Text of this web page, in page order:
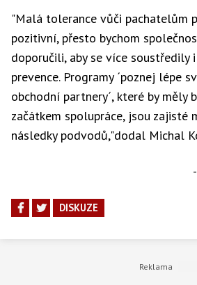
"Malá tolerance vůči pachatelům
pozitivní, přesto bychom
doporučili, aby se více soustředily
prevence. Programy ´poznej lépe
obchodní partnery´, které by měly
začátkem spolupráce, jsou zajisté
následky podvodů,"dodal Michal
-
DISKUZE